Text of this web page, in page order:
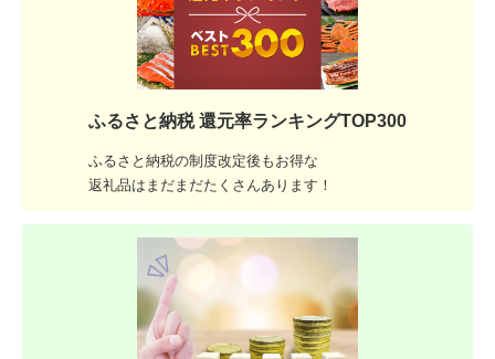
ふるさと納税 還元率ランキングTOP300
ふるさと納税の制度改定後もお得な
返礼品はまだまだたくさんあります！